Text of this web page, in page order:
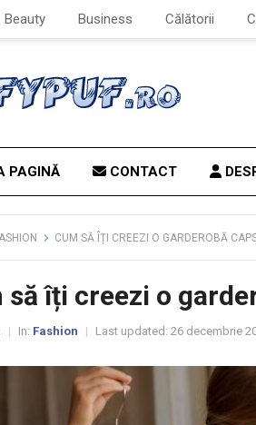
Beauty Business Călătorii
PAGINĂ CONTACT
CUM SĂ ÎȚI CREEZI O GARDEROBĂ
să îți creezi o
In: Fashion Last updated: 26 decembrie